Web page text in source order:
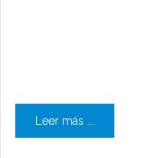
Leer más ...